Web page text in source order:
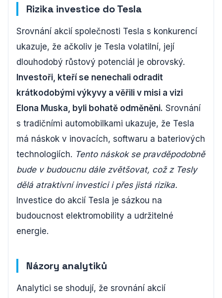
Rizika investice do Tesla
Srovnání akcií společnosti Tesla s konkurencí
ukazuje, že ačkoliv je Tesla volatilní, její
dlouhodobý růstový potenciál je obrovský.
Investoři, kteří se nenechali odradit
krátkodobými výkyvy a věřili v misi a vizi
Elona Muska, byli bohatě odměněni. Srovnání
s tradičními automobilkami ukazuje, že Tesla
má náskok v inovacích, softwaru a bateriových
technologiích. Tento náskok se pravděpodobně
bude v budoucnu dále zvětšovat, což z Tesly
dělá atraktivní investici i přes jistá rizika.
Investice do akcií Tesla je sázkou na
budoucnost elektromobility a udržitelné
energie.
Názory analytiků
Analytici se shodují, že srovnání akcií